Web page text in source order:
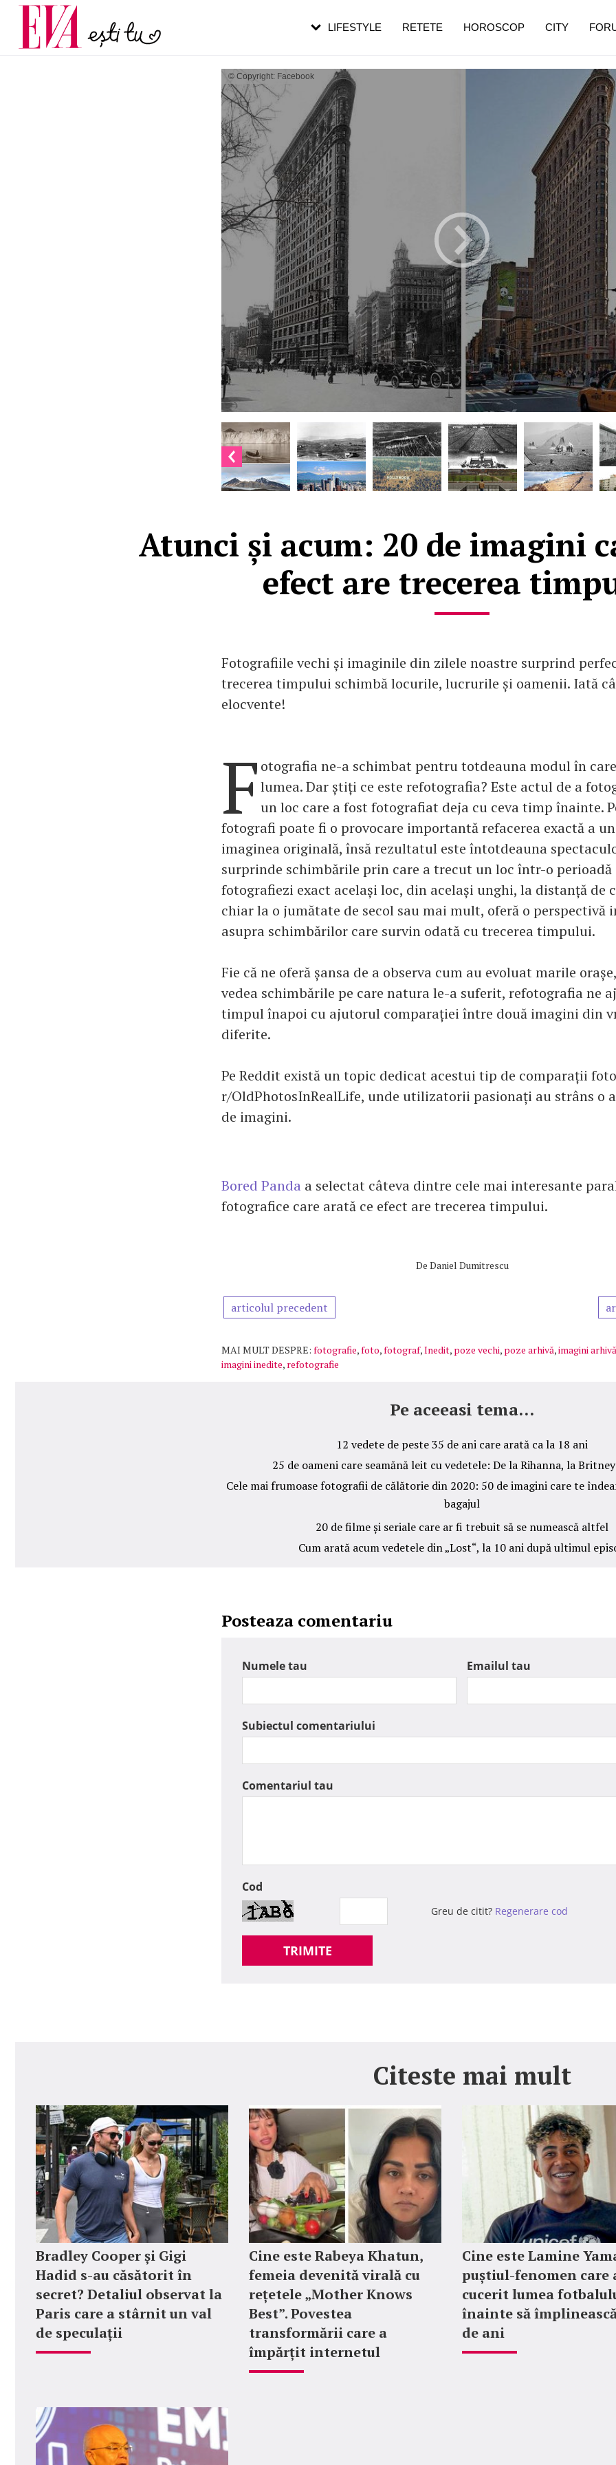
© Copyright: Facebook
Atunci și acum: 20 de imagini
efect are trecerea
Fotografiile vechi și imaginile din zilele noastre surprind
trecerea timpului schimbă locurile, lucrurile și oamenii. Iată
elocvente!
F otografia ne-a schimbat pentru totdeauna modul în
lumea. Dar știți ce este refotografia? Este actul de a
un loc care a fost fotografiat deja cu ceva timp înainte.
fotografi poate fi o provocare importantă refacerea exactă a
imaginea originală, însă rezultatul este întotdeauna
surprinde schimbările prin care a trecut un loc într-o perioadă
fotografiezi exact același loc, din același unghi, la distanță de
chiar la o jumătate de secol sau mai mult, oferă o perspectivă
asupra schimbărilor care survin odată cu trecerea timpului.
Fie că ne oferă șansa de a observa cum au evoluat marile
vedea schimbările pe care natura le-a suferit, refotografia ne
timpul înapoi cu ajutorul comparației între două imagini din
diferite.
Pe Reddit există un topic dedicat acestui tip de comparații
r/OldPhotosInRealLife, unde utilizatorii pasionați au strâns o
de imagini.
Bored Panda a selectat câteva dintre cele mai interesante
fotografice care arată ce efect are trecerea timpului.
De Daniel Dumitrescu
articolul precedent
MAI MULT DESPRE: fotografie,foto,fotograf,Inedit, poze vechi, poze arhivă,imagini arhivă
imagini inedite, refotografie
Pe aceeasi tema...
12 vedete de peste 35 de ani care arată ca la 18 ani
25 de oameni care seamănă leit cu vedetele: De la Rihanna, la
Cele mai frumoase fotografii de călătorie din 2020: 50 de imagini care te
bagajul
20 de filme și seriale care ar fi trebuit să se numească altfel
Cum arată acum vedetele din „Lost“, la 10 ani după ultimul
Posteaza comentariu
Numele tau Emailul tau
Subiectul comentariului
Comentariul tau
Cod
Greu de citit? Regenerare cod
TRIMITE
Citeste mai mult
Bradley Cooper și Gigi
Hadid s-au căsătorit în
secret? Detaliul observat la
Paris care a stârnit un val
de speculații
Cine este Rabeya Khatun,
femeia devenită virală cu
rețetele „Mother Knows
Best”. Povestea
transformării care a
împărțit internetul
Cine este Lamine
puștiul-fenomen care
cucerit lumea
înainte să
de ani
LIFESTYLE RETETE HOROSCOP CITY
Carieră
Actualitate
pe măsură ce înaintezi în vârstă